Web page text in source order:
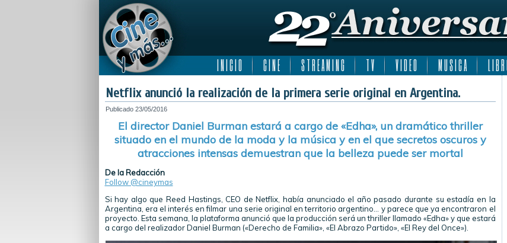
I N I C I O C I N E S T R E A M I N G T V V I D E O M U S I C A L I B
Netflix anunció la realización de la primera serie original en Argentina.
Publicado 23/05/2016
El director Daniel Burman estará a cargo de «Edha», un dramático thriller
situado en el mundo de la moda y la música y en el que secretos oscuros y
atracciones intensas demuestran que la belleza puede ser mortal
De la Redacción
Follow @cineymas
Si hay algo que Reed Hastings, CEO de Netflix, había anunciado el año pasado durante su estadía en la
Argentina, era el interés en filmar una serie original en territorio argentino… y parece que ya encontraron el
proyecto. Esta semana, la plataforma anunció que la producción será un thriller llamado «Edha» y que estará
a cargo del realizador Daniel Burman («Derecho de Familia», «El Abrazo Partido», «El Rey del Once»).